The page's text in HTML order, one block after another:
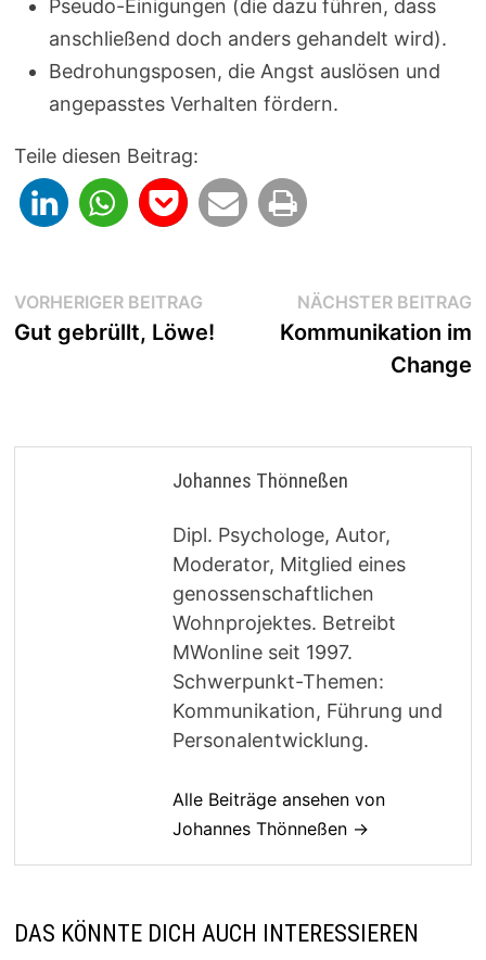
Pseudo-Einigungen (die dazu führen, dass
anschließend doch anders gehandelt wird).
Bedrohungsposen, die Angst auslösen und
angepasstes Verhalten fördern.
Teile diesen Beitrag:
Beitragsnavigation
VORHERIGER BEITRAG Vorheriger
Beitrag:
Gut gebrüllt, Löwe!
NÄCHSTER BEITRAG
Kommunikation im
Change
Johannes Thönneßen
Dipl. Psychologe, Autor,
Moderator, Mitglied eines
genossenschaftlichen
Wohnprojektes. Betreibt
MWonline seit 1997.
Schwerpunkt-Themen:
Kommunikation, Führung und
Personalentwicklung.
Alle Beiträge ansehen von
Johannes Thönneßen →
DAS KÖNNTE DICH AUCH INTERESSIEREN